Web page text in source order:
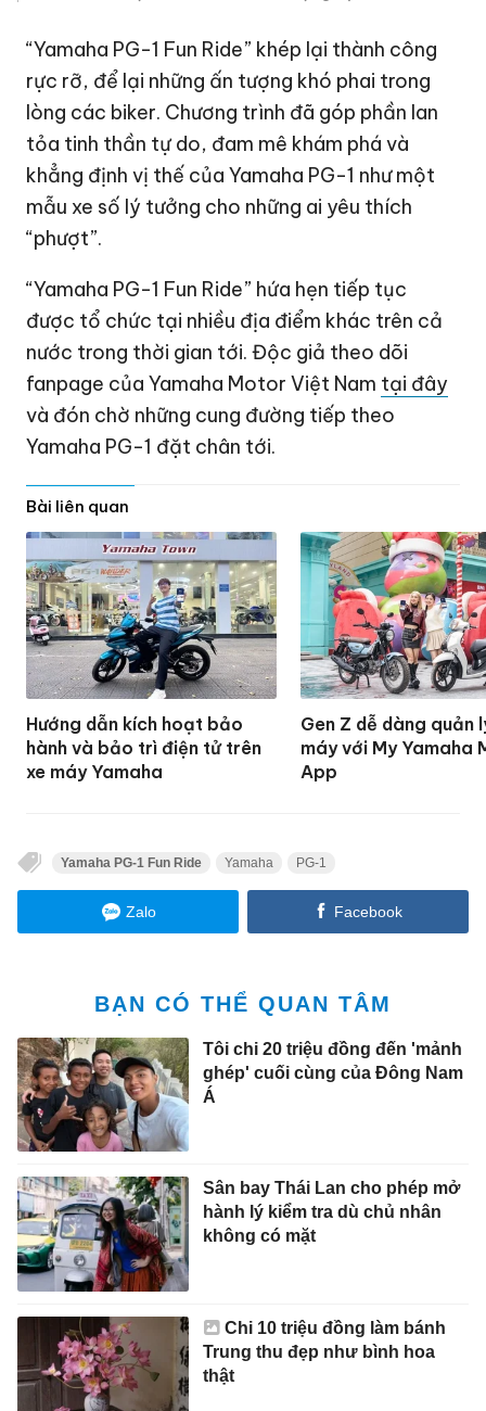
“Yamaha PG-1 Fun Ride” khép lại thành công
rực rỡ, để lại những ấn tượng khó phai trong
lòng các biker. Chương trình đã góp phần lan
tỏa tinh thần tự do, đam mê khám phá và
khẳng định vị thế của Yamaha PG-1 như một
mẫu xe số lý tưởng cho những ai yêu thích
“phượt”.
“Yamaha PG-1 Fun Ride” hứa hẹn tiếp tục
được tổ chức tại nhiều địa điểm khác trên cả
nước trong thời gian tới. Độc giả theo dõi
fanpage của Yamaha Motor Việt Nam tại đây
và đón chờ những cung đường tiếp theo
Yamaha PG-1 đặt chân tới.
Bài liên quan
Hướng dẫn kích hoạt bảo
hành và bảo trì điện tử trên
xe máy Yamaha
Gen Z dễ dàng quản
máy với My Yamaha
App
Yamaha PG-1 Fun Ride Yamaha PG-1
Zalo Facebook
BẠN CÓ THỂ QUAN TÂM
Tôi chi 20 triệu đồng đến 'mảnh
ghép' cuối cùng của Đông Nam
Á
Sân bay Thái Lan cho phép mở
hành lý kiểm tra dù chủ nhân
không có mặt
Chi 10 triệu đồng làm bánh
Trung thu đẹp như bình hoa
thật